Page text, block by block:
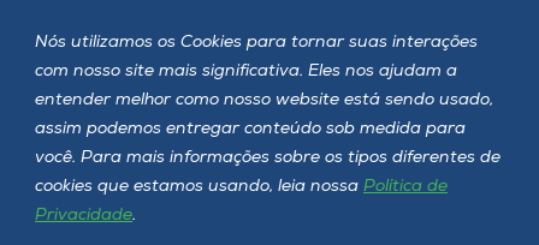
Nós utilizamos os Cookies para tornar suas interações
com nosso site mais significativa. Eles nos ajudam a
entender melhor como nosso website está sendo usado,
assim podemos entregar conteúdo sob medida para
você. Para mais informações sobre os tipos diferentes de
cookies que estamos usando, leia nossa Política de
Privacidade.
Siga a Unoesc